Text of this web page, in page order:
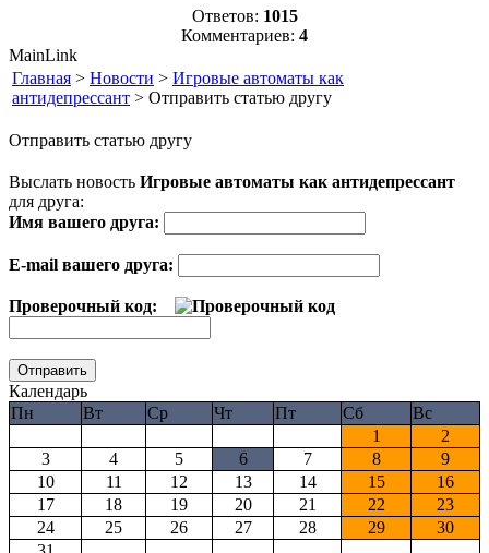
Ответов: 1015
Комментариев: 4
MainLink
Главная > Новости > Игровые автоматы как
антидепрессант > Отправить статью другу
Отправить статью другу
Выслать новость Игровые автоматы как антидепрессант
для друга:
Имя вашего друга:
E-mail вашего друга:
Проверочный код:
Календарь
Пн
Вт Ср Чт Пт Сб
Вс
1
2
3
4 5 6 7 8
9
10
11 12 13 14 15
16
17
18 19 20 21 22
23
24
25 26 27 28 29
30